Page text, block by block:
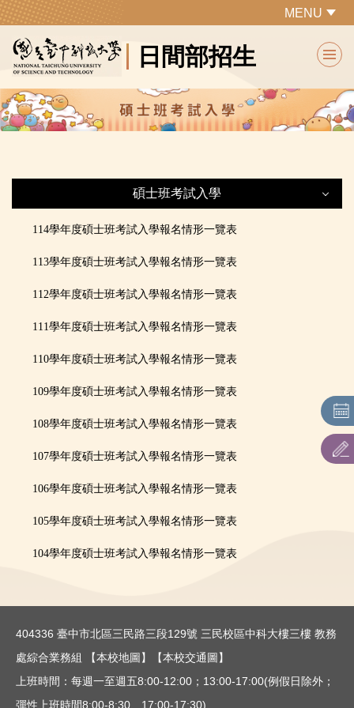
跳
主
要
內
容
區
日間部招生
MENU
碩士班考試入學
碩士班考試入學
招生重要日程
招生系所及名額
網路作業系統
各系所特色及課程規劃
相關法則
報名情形一覽表
114學年度碩士班考試入學報名情形一覽表
113學年度碩士班考試入學報名情形一覽表
112學年度碩士班考試入學報名情形一覽表
111學年度碩士班考試入學報名情形一覽表
110學年度碩士班考試入學報名情形一覽表
109學年度碩士班考試入學報名情形一覽表
108學年度碩士班考試入學報名情形一覽表
107學年度碩士班考試入學報名情形一覽表
106學年度碩士班考試入學報名情形一覽表
105學年度碩士班考試入學報名情形一覽表
104學年度碩士班考試入學報名情形一覽表
404336 臺中市北區三民路三段129號 三民校區中科大樓三樓 教務
處綜合業務組
【本校地圖】
【本校交通圖】
上班時間：每週一至週五8:00-12:00；13:00-17:00(例假日除外；
彈性上班時間8:00-8:30、17:00-17:30)